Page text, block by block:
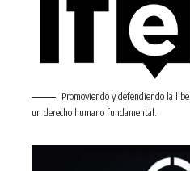
Promoviendo y defendiendo la
un derecho humano fundamental.